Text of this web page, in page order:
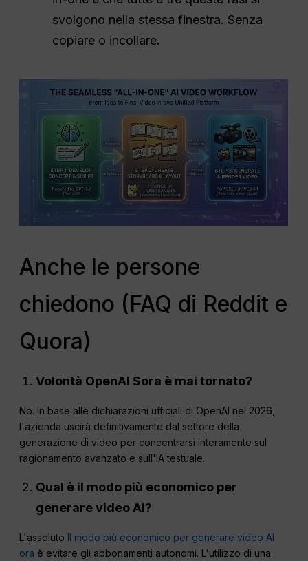
svolgono nella stessa finestra. Senza
copiare o incollare.
Anche le persone
chiedono (FAQ di Reddit e
Quora)
Volontà OpenAI Sora è mai tornato?
No. In base alle dichiarazioni ufficiali di OpenAI nel 2026,
l'azienda uscirà definitivamente dal settore della
generazione di video per concentrarsi interamente sul
ragionamento avanzato e sull'IA testuale.
Qual è il modo più economico per
generare video AI?
L'assoluto Il modo più economico per generare video AI
ora è evitare gli abbonamenti autonomi. L'utilizzo di una